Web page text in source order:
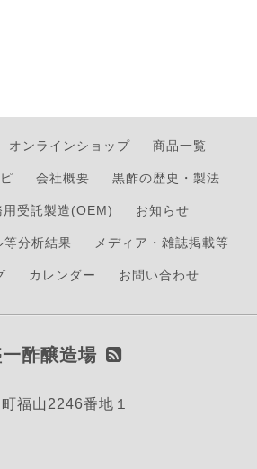
オンラインショップ 商品一覧
会社概要 黒酢の歴史・製法
受託製造(OEM) お知らせ
等分析結果 メディア・雑誌掲載等
カレンダー お問い合わせ
酢醸造場
福山2246番地１